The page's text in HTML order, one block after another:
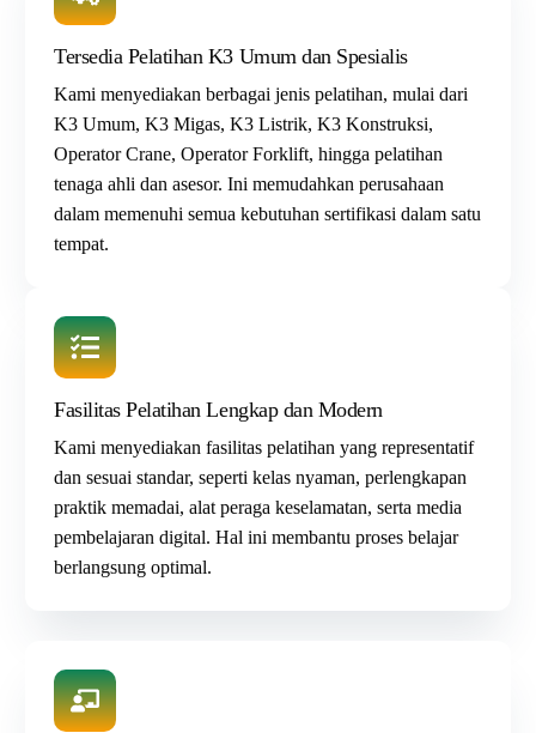
Tersedia Pelatihan K3 Umum dan Spesialis
Kami menyediakan berbagai jenis pelatihan, mulai dari
K3 Umum,K3 Migas,K3 Listrik,K3 Konstruksi,
Operator Crane, Operator Forklift, hingga pelatihan
tenaga ahli dan asesor. Ini memudahkan perusahaan
dalam memenuhi semua kebutuhan sertifikasi dalam satu
tempat.
Fasilitas Pelatihan Lengkap dan Modern
Kami menyediakan fasilitas pelatihan yang representatif
dan sesuai standar, seperti kelas nyaman, perlengkapan
praktik memadai, alat peraga keselamatan, serta media
pembelajaran digital. Hal ini membantu proses belajar
berlangsung optimal.